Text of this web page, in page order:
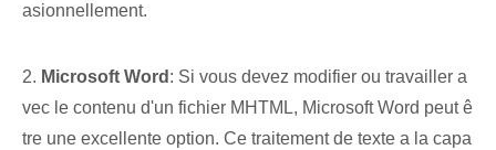
asionnellement.
2. Microsoft Word : Si vous devez modifier ou travailler a
vec le contenu d'un fichier MHTML, Microsoft Word peut ê
tre une excellente option. Ce traitement de texte a la capa